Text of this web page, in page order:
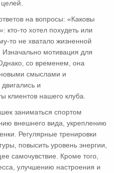
на вопросы: «Каковы
кто-то хотел похудеть или
то не хватало жизненной
мотивация для
со временем, она
смыслами и
и
клиентов нашего клуба.
заниматься спортом
внешнего вида, укреплению
Регулярные тренировки
повысить уровень энергии,
самочувствие. Кроме того,
улучшению настроения и